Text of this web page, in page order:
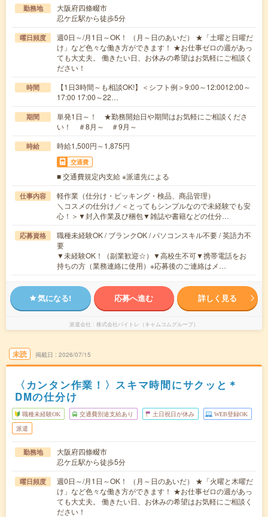
勤務地
大阪府四條畷市
忍ケ丘駅から徒歩5分
曜日頻度
週0日～/月1日～OK！ （月～日のあいだ） ★「土曜と日曜だ
け」など色々な働き方ができます！ ★お仕事ゼロの週があっ
ても大丈夫。 働きたい日、お休みの希望はお気軽にご相談く
ださい！
時間
【1日3時間～も相談OK!】＜シフト例＞9:00～12:0012:00～
17:00 17:00～22…
期間
単発1日～！ ★勤務開始日や期間はお気軽にご相談くださ
い！ ＃8月～ ＃9月～
時給 時給1,500円～1,875円
交通費
■ 交通費規定内支給 ※派遣先による
仕事内容
軽作業（仕分け・ピッキング・検品、商品管理）
＼コスメの仕分け／＜とってもシンプルなので未経験でも安
心！＞▼封入作業及び梱包▼雑誌や書籍などの仕分…
応募資格
職種未経験OK / ブランクOK / パソコンスキル不要 / 英語力不
要
▼未経験OK！（副業歓迎☆）▼高校生不可▼携帯電話をお
持ちの方（業務連絡に使用）※応募後のご連絡はメ…
気になる! 応募へ進む 詳しく見る
派遣会社 株式会社バイトレ（キャムコムグループ）
未読 掲載日 2026/07/15
〈カンタン作業！〉スキマ時間にサクッと＊
DMの仕分け
職種未経験OK 交通費別途支給あり 土日祝日が休み WEB登録OK
派遣
勤務地
大阪府四條畷市
忍ケ丘駅から徒歩5分
曜日頻度
週0日～/月1日～OK！ （月～日のあいだ） ★「火曜と木曜だ
け」など色々な働き方ができます！ ★お仕事ゼロの週があっ
ても大丈夫。 働きたい日、お休みの希望はお気軽にご相談く
ださい！